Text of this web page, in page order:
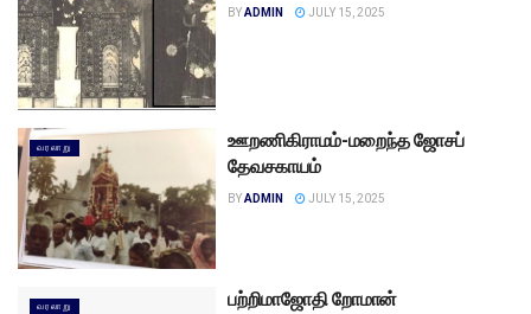
BYADMIN JULY 15, 2025
வரலாறு
ஊறணிகிராமம்-மறைந்த ஜோசப்
தேவசகாயம்
BYADMIN JULY 15, 2025
வரலாறு பற்றிமாஜோதி றோமான்